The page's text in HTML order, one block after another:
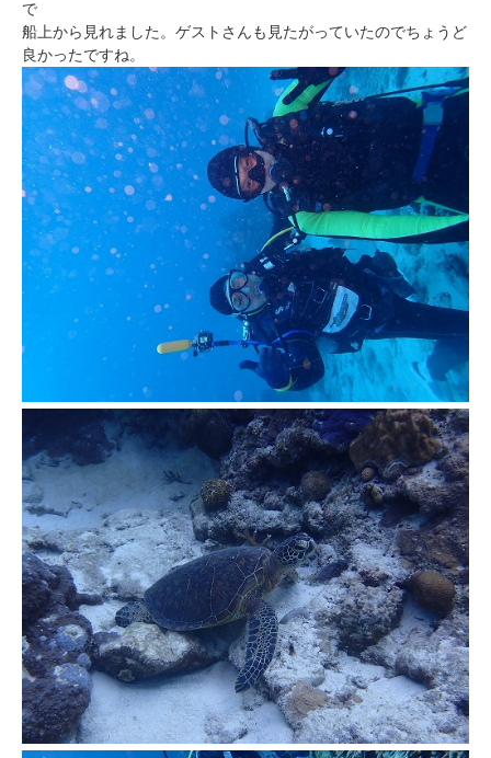
で
船上から見れました。ゲストさんも見たがっていたのでちょうど
良かったですね。